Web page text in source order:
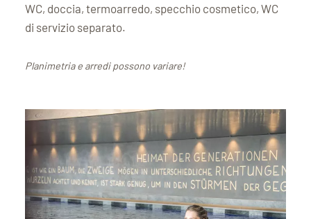
WC, doccia, termoarredo, specchio cosmetico, WC
di servizio separato.
Planimetria e arredi possono variare!